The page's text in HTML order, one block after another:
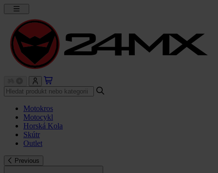
Motokros
Motocykl
Horská Kola
Skútr
Outlet
Previous